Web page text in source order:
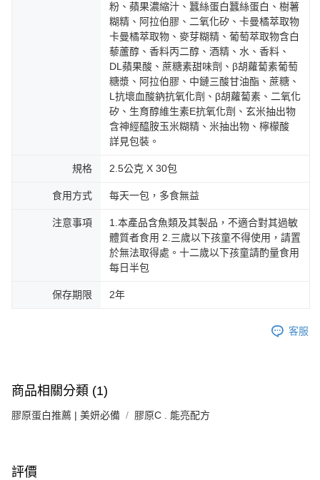
粉、蘋果濃縮汁、蠶絲蛋白蠶絲蛋白、樹薯
糊精、阿拉伯膠、二氧化矽、卡曼橘萃取物
卡曼橘萃取物、麥芽糊精、葡萄萃取物含白
藜蘆醇、香料丙二醇、酒精、水、香料、
DL蘋果酸、蔗糖素甜味劑、β胡蘿蔔素葡萄
糖漿、阿拉伯膠、中鏈三酸甘油酯、蔗糖、
L抗壞血酸鈉抗氧化劑、β胡蘿蔔素、二氧化
矽、生育醇維生素E抗氧化劑、玄米抽出物
含神經醯胺玉米糊精、米抽出物、檸檬酸
詳見包裝。
規格 2.5公克 X 30包
食用方式 每天一包，多食無益
注意事項
1.本產品含魚類及其製品，不適合對其過敏
體質者食用 2.三歲以下孩童不得使用，請置
於無法取得處。十二歲以下孩童請酌量食用
每日半包
保存期限 2年
客服
商品相關分類 (1)
膠原蛋白推薦 | 美妍必備 膠原C . 能亮配方
評價